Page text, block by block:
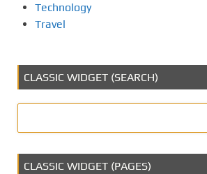
Technology
Travel
CLASSIC WIDGET (SEARCH)
CLASSIC WIDGET (PAGES)